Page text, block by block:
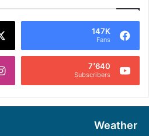
147K
Fans
7٬640
Subscribers
Weather